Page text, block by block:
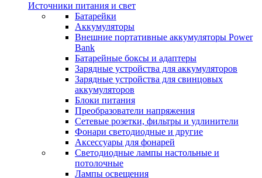
Источники питания и свет
Батарейки
Аккумуляторы
Внешние портативные аккумуляторы Power
Bank
Батарейные боксы и адаптеры
Зарядные устройства для аккумуляторов
Зарядные устройства для свинцовых
аккумуляторов
Блоки питания
Преобразователи напряжения
Сетевые розетки, фильтры и удлинители
Фонари светодиодные и другие
Аксессуары для фонарей
Светодиодные лампы настольные и
потолочные
Лампы освещения